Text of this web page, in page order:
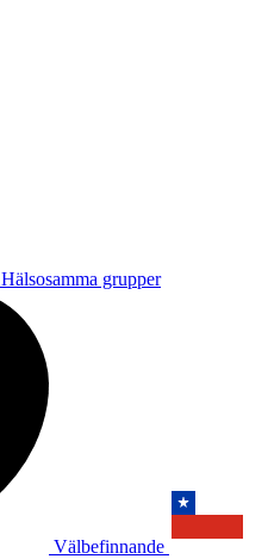
Hälsosamma grupper
Välbefinnande